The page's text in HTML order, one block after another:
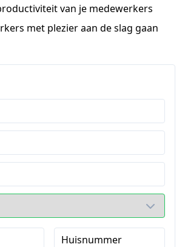
van je medewerkers
met plezier aan de slag gaan
Huisnummer